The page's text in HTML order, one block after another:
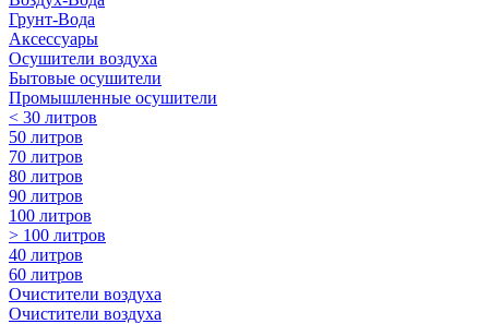
Грунт-Вода
Аксессуары
Осушители воздуха
Бытовые осушители
Промышленные осушители
< 30 литров
50 литров
70 литров
80 литров
90 литров
100 литров
> 100 литров
40 литров
60 литров
Очистители воздуха
Очистители воздуха